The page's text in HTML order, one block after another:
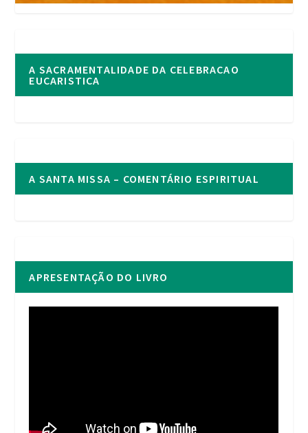
A SACRAMENTALIDADE DA CELEBRACAO
EUCARISTICA
A SANTA MISSA – COMENTÁRIO ESPIRITUAL
APRESENTAÇÃO DO LIVRO